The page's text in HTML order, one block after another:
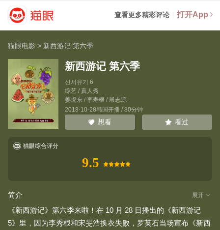
查看更多精彩评论 打开App
猫眼电影 > 新西游记 第六季
新西游记 第六季
신서유기 6
综艺 / 真人秀
姜虎东/ 李寿根 / 殷志源
2018-10-28韩国开播 / 80分钟
想看 看过
猫眼综合评分
9.5
简介 展开
《新西游记》第六季来啦！在 10 月 28 日播出的《新西游记
5》里，因为李秀根和宋旻浩换衣失败，罗英石当场宣布《新西